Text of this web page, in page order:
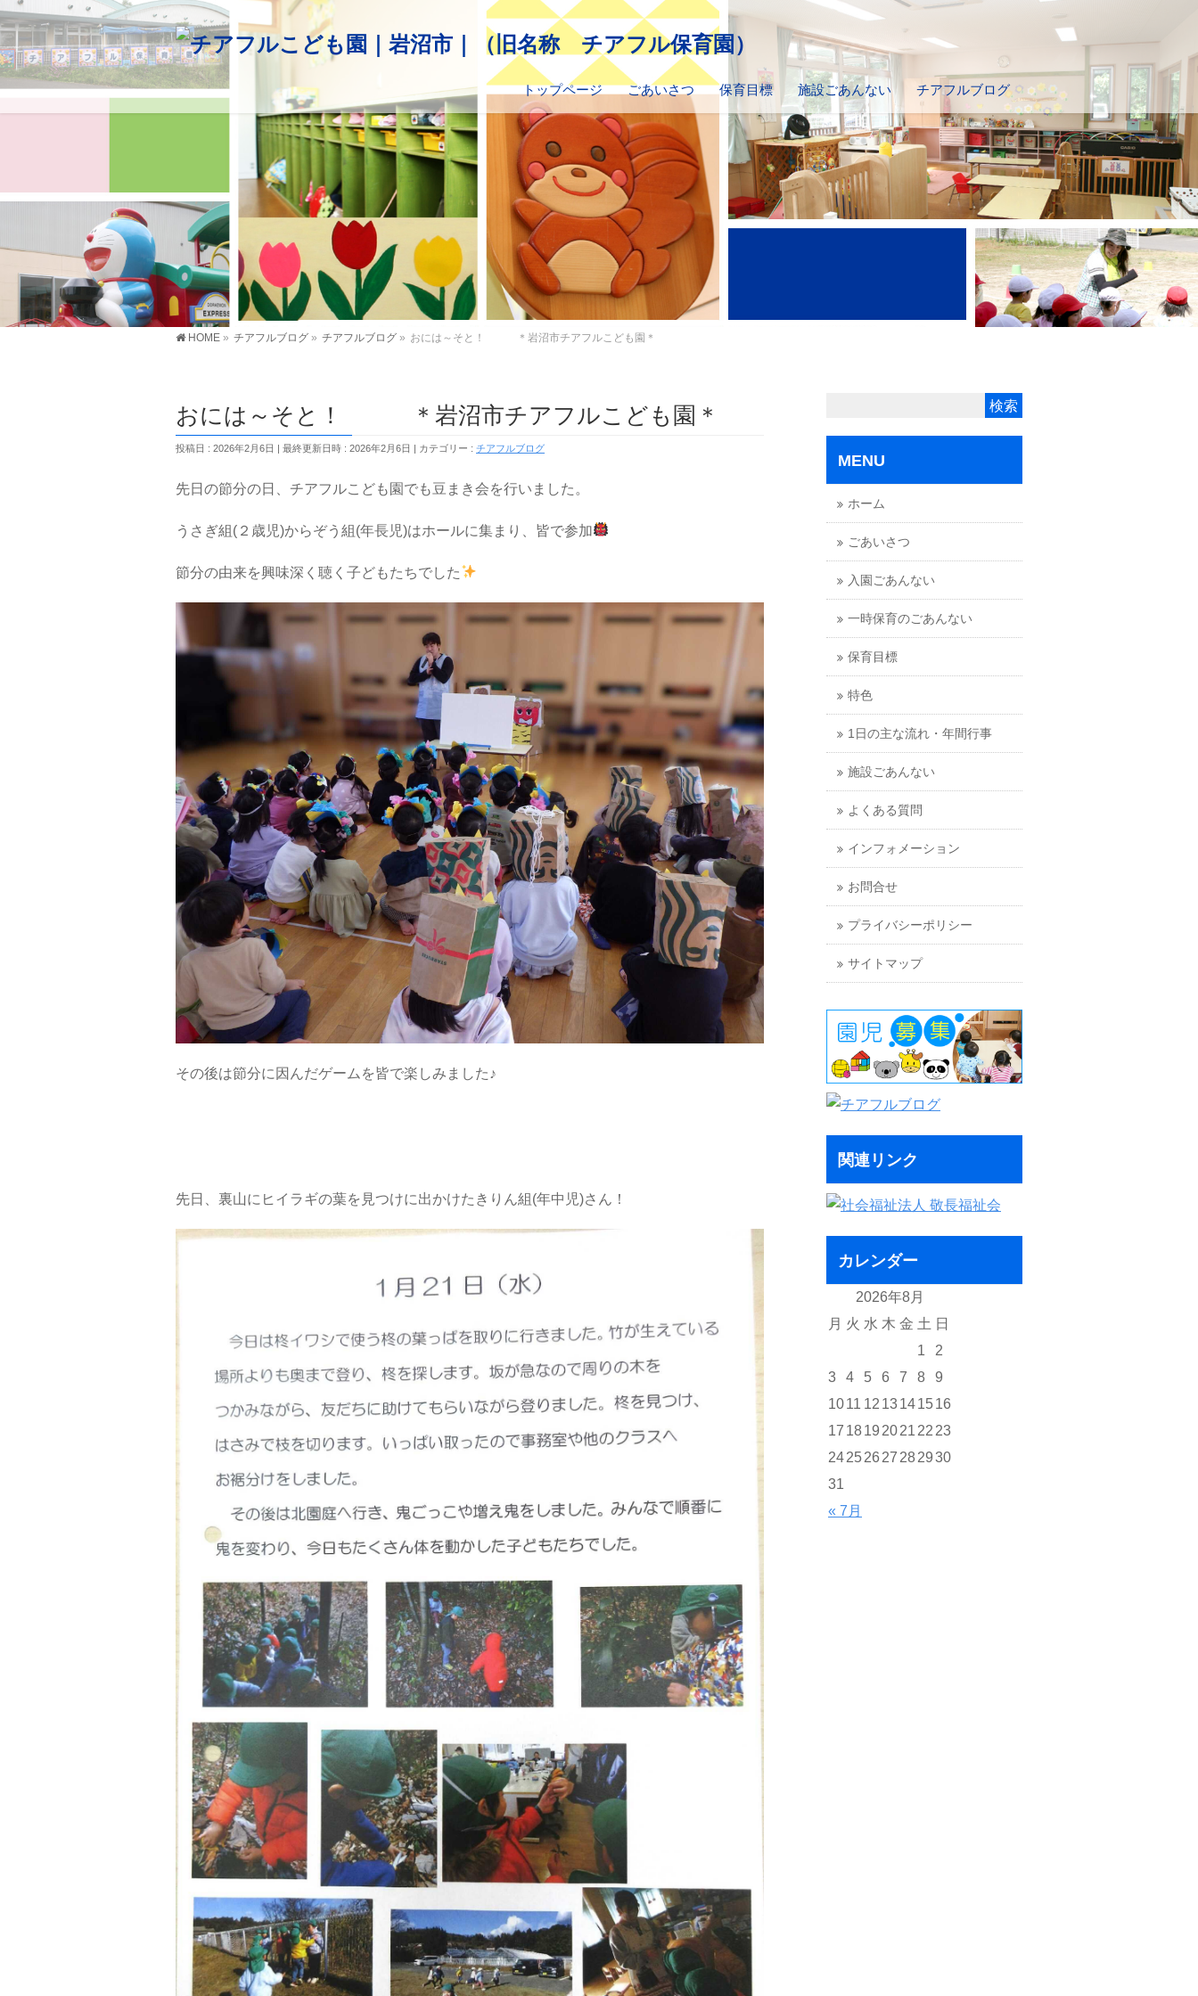
トップページ ごあいさつ 保育目標 施設ごあんない チアフルブログ
HOME » チアフルブログ » チアフルブログ » おには～そと！ ＊岩沼市チアフルこども園＊
おには～そと！ ＊岩沼市チアフルこども園＊
投稿日 : 2026年2月6日 最終更新日時 : 2026年2月6日 カテゴリー : チアフルブログ
先日の節分の日、チアフルこども園でも豆まき会を行いました。
うさぎ組(２歳児)からぞう組(年長児)はホールに集まり、皆で参加
節分の由来を興味深く聴く子どもたちでした
その後は節分に因んだゲームを皆で楽しみました♪
先日、裏山にヒイラギの葉を見つけに出かけたきりん組(年中児)さん！
MENU
ホーム
ごあいさつ
入園ごあんない
一時保育のごあんない
保育目標
特色
1日の主な流れ・年間行事
施設ごあんない
よくある質問
インフォメーション
お問合せ
プライバシーポリシー
サイトマップ
関連リンク
カレンダー
2026年8月
月 火 水 木 金 土 日
« 7月
1
2
3
4 5 6 7 8
9
1011 12 13141516
17 1819 2021 22 23
242526 27 282930
31